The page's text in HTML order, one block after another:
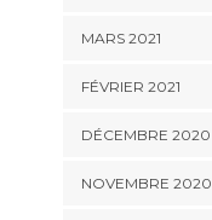
MARS 2021
FÉVRIER 2021
DÉCEMBRE 2020
NOVEMBRE 2020